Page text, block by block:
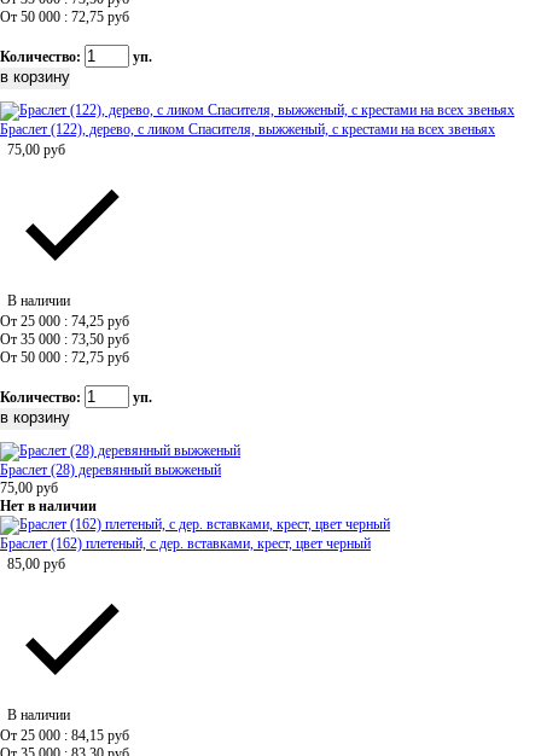
От 50 000 : 72,75 руб
Количество: уп.
Браслет (122), дерево, с ликом Спасителя, выжженый, с крестами на всех звеньях
75,00 руб
В наличии
От 25 000 : 74,25 руб
От 35 000 : 73,50 руб
От 50 000 : 72,75 руб
Количество: уп.
Браслет (28) деревянный выжженый
75,00 руб
Нет в наличии
Браслет (162) плетеный, с дер. вставками, крест, цвет черный
85,00 руб
В наличии
От 25 000 : 84,15 руб